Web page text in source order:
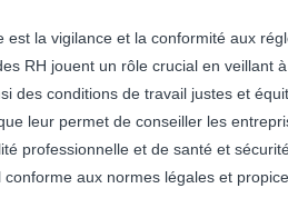
la vigilance et la conformité aux
RH jouent un rôle crucial en veillant
des conditions de travail justes et
leur permet de conseiller les
professionnelle et de santé et
aux normes légales et